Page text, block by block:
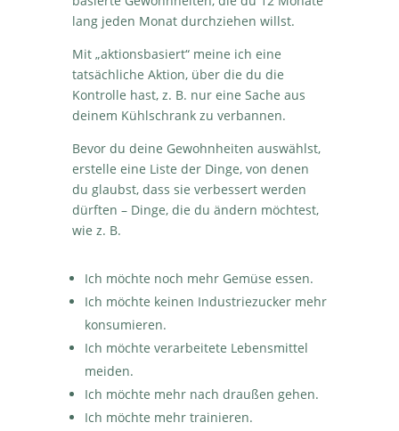
lang jeden Monat durchziehen willst.
Mit „aktionsbasiert“ meine ich eine
tatsächliche Aktion, über die du die
Kontrolle hast, z. B. nur eine Sache aus
deinem Kühlschrank zu verbannen.
Bevor du deine Gewohnheiten auswählst,
erstelle eine Liste der Dinge, von denen
du glaubst, dass sie verbessert werden
dürften – Dinge, die du ändern möchtest,
wie z. B.
Ich möchte noch mehr Gemüse essen.
Ich möchte keinen Industriezucker mehr
konsumieren.
Ich möchte verarbeitete Lebensmittel
meiden.
Ich möchte mehr nach draußen gehen.
Ich möchte mehr trainieren.